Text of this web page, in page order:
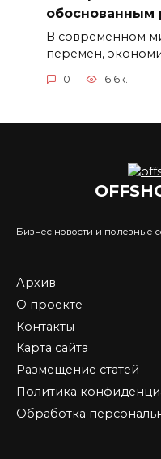
В современном
перемен,
0 6.6к.
Бизнес новости и полезные
Архив
О проекте
Контакты
Карта сайта
Размещение статей
Политика
Обработка